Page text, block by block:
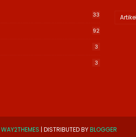
33
92
3
3
Artikel
WAY2THEMES | DISTRIBUTED BYBLOGGER